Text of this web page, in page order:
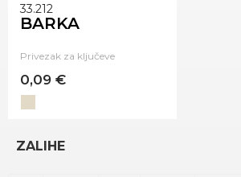
33.212
BARKA
Privezak za ključeve
0,09 €
ZALIHE